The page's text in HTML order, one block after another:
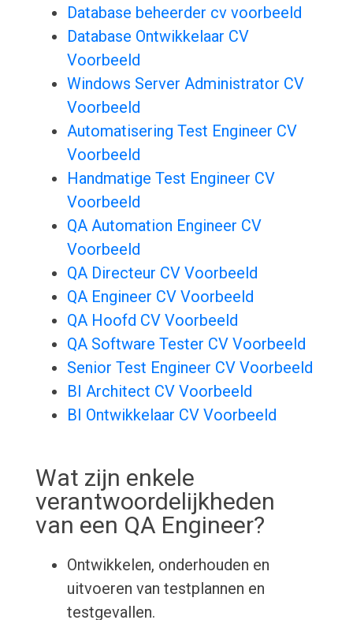
Database beheerder cv voorbeeld
Database Ontwikkelaar CV
Voorbeeld
Windows Server Administrator CV
Voorbeeld
Automatisering Test Engineer CV
Voorbeeld
Handmatige Test Engineer CV
Voorbeeld
QA Automation Engineer CV
Voorbeeld
QA Directeur CV Voorbeeld
QA Engineer CV Voorbeeld
QA Hoofd CV Voorbeeld
QA Software Tester CV Voorbeeld
Senior Test Engineer CV Voorbeeld
BI Architect CV Voorbeeld
BI Ontwikkelaar CV Voorbeeld
Wat zijn enkele
verantwoordelijkheden
van een QA Engineer?
Ontwikkelen, onderhouden en
uitvoeren van testplannen en
testgevallen.